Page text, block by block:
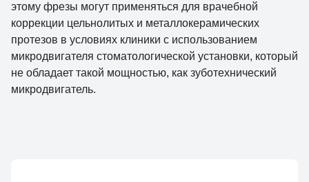
этому фрезы могут применяться для врачебной
коррекции цельнолитых и металлокерамических
протезов в условиях клиники с использованием
микродвигателя стоматологической установки, который
не обладает такой мощностью, как зуботехнический
микродвигатель.